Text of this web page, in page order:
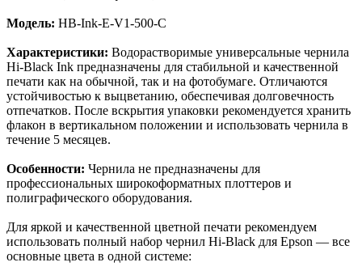
Модель: HB-Ink-E-V1-500-C
Характеристики: Водорастворимые универсальные чернила
Hi-Black Ink предназначены для стабильной и качественной
печати как на обычной, так и на фотобумаге. Отличаются
устойчивостью к выцветанию, обеспечивая долговечность
отпечатков. После вскрытия упаковки рекомендуется хранить
флакон в вертикальном положении и использовать чернила в
течение 5 месяцев.
Особенности: Чернила не предназначены для
профессиональных широкоформатных плоттеров и
полиграфического оборудования.
Для яркой и качественной цветной печати рекомендуем
использовать полный набор чернил Hi-Black для Epson — все
основные цвета в одной системе: